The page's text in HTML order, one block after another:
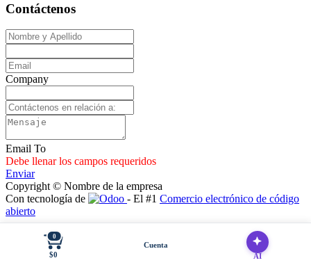
Contáctenos
Company
Email To
Debe llenar los campos requeridos
Enviar
Copyright © Nombre de la empresa
Con tecnología de
- El #1 Comercio electrónico de código
abierto
0
$0
Cuenta
AI